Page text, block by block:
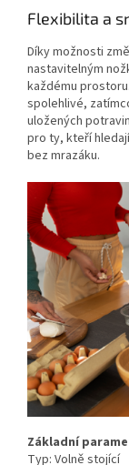
Flexibilita a
Díky možnosti
nastavitelným
každému
spolehlivé,
uložených
pro ty, kteří
bez mrazáku.
Základní
Typ: Volně stojící